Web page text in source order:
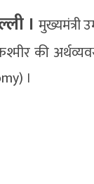
। मुख्यमंत्री
की
।